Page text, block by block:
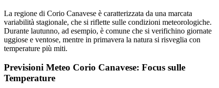
La regione di Corio Canavese è caratterizzata da una marcata
variabilità stagionale, che si riflette sulle condizioni meteorologiche.
Durante lautunno, ad esempio, è comune che si verifichino giornate
uggiose e ventose, mentre in primavera la natura si risveglia con
temperature più miti.
Previsioni Meteo Corio Canavese: Focus sulle
Temperature